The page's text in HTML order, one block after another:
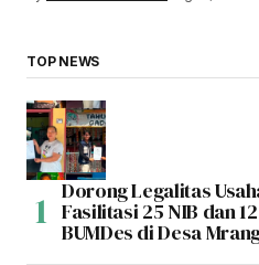
TOP NEWS
Dorong Legalitas
Fasilitasi 25 NIB dan
BUMDes di Desa